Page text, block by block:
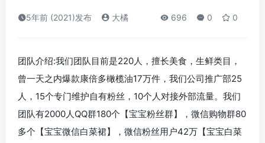
5年前 (2021)发布 大橘 696 0 0
团队介绍:我们团队目前是220人，擅长美食，生鲜类目，
曾一天之内爆款康倍多橄榄油17万件，我们公司推广部25
人，15个专门维护自有粉丝，10个人对接外部流量。我们
团队有2000人QQ群180个【宝宝粉丝群】，微信购物群80
多个【宝宝微信白菜裙】，微信粉丝用户42万【宝宝白菜